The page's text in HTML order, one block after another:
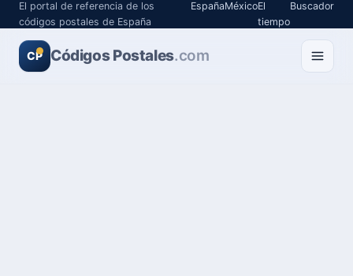
El portal de referencia de los
códigos postales de España
EspañaMéxicoEl
tiempo
Buscador
CP Códigos Postales.com